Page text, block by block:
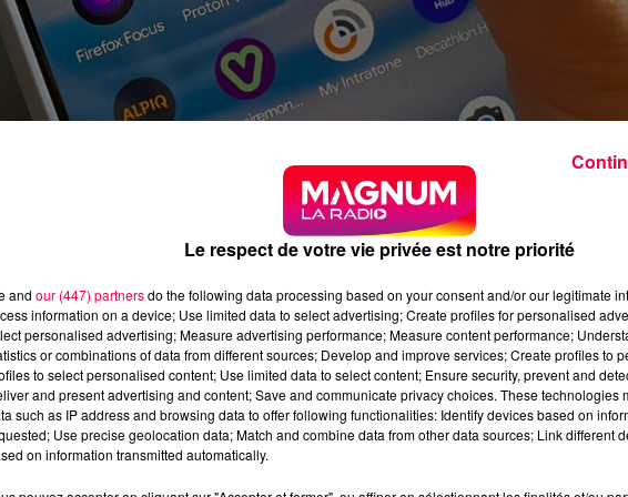
interdits au moins de 15 ans à la rentrée en France ?
TF1 a confirmé sa volonté d’interdire les réseaux sociaux aux mineurs
en œuvre à partir de la rentrée. Mais elle fait face à bien des
par l’Assemblée Nationale puis modifié par le Sénat.
Le respect de votre vie privée est notre priorité
and our (447) partnersdo the following data processing based on your consent and/or our legitimate
information on a device; Use limited data to select advertising; Create profiles for personalised
personalised advertising; Measure advertising performance; Measure content performance;
or combinations of data from different sources; Develop and improve services; Create profiles to
to select personalised content; Use limited data to select content; Ensure security, prevent and
and present advertising and content; Save and communicate privacy choices. These technologies
such as IP address and browsing data to offer following functionalities: Identify devices based on
Use precise geolocation data; Match and combine data from other data sources; Link different
on information transmitted automatically.